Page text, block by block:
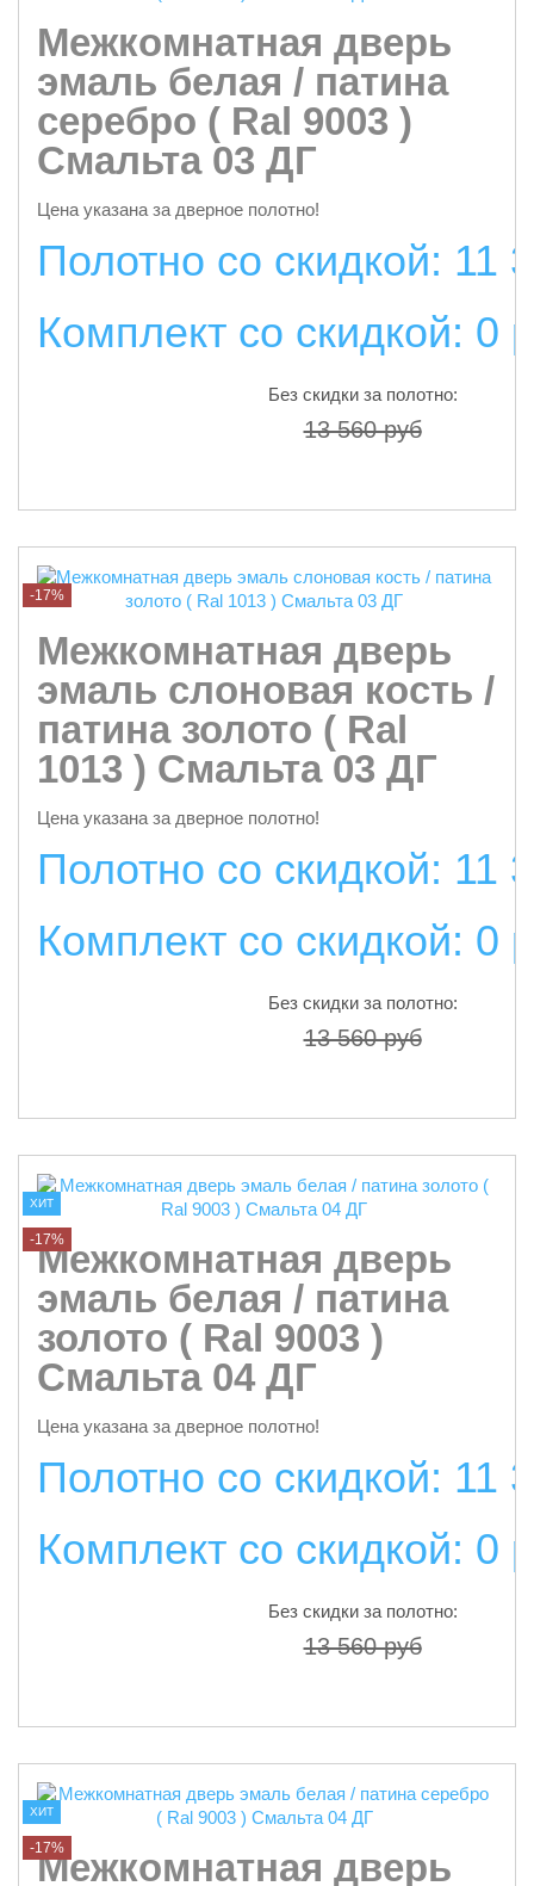
Межкомнатная дверь
эмаль белая / патина
серебро ( Ral 9003 )
Смальта 03 ДГ
Цена указана за дверное полотно!
Полотно со скидкой: 11
Комплект со скидкой: 0
Без скидки за полотно:
13 560 руб
-17%
Межкомнатная дверь
эмаль слоновая кость /
патина золото ( Ral
1013 ) Смальта 03 ДГ
Цена указана за дверное полотно!
Полотно со скидкой: 11
Комплект со скидкой: 0
Без скидки за полотно:
13 560 руб
ХИТ
-17%
Межкомнатная дверь
эмаль белая / патина
золото ( Ral 9003 )
Смальта 04 ДГ
Цена указана за дверное полотно!
Полотно со скидкой: 11
Комплект со скидкой: 0
Без скидки за полотно:
13 560 руб
ХИТ
-17%
Межкомнатная дверь